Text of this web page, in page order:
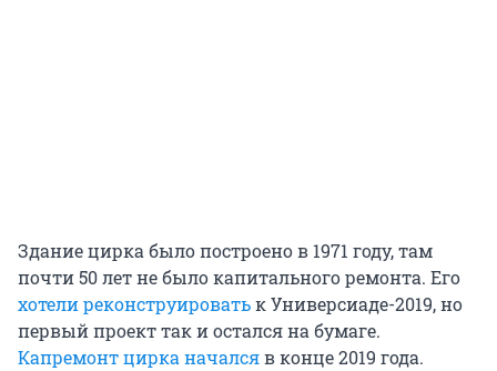
Здание цирка было построено в 1971 году, там
почти 50 лет не было капитального ремонта. Его
хотели реконструироватьк Универсиаде-2019, но
первый проект так и остался на бумаге.
Капремонт цирка началсяв конце 2019 года.